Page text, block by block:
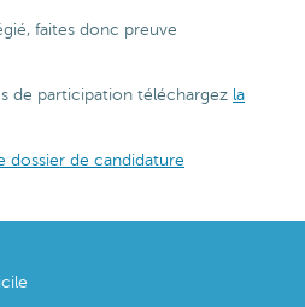
faites donc preuve
de participation téléchargez la
dossier de candidature